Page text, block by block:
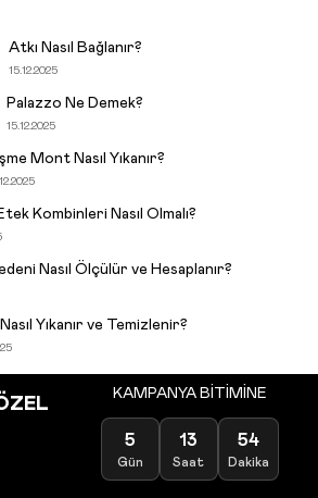
Atkı Nasıl Bağlanır?
15.12.2025
Palazzo Ne Demek?
15.12.2025
Mont Nasıl Yıkanır?
Kombinleri Nasıl Olmalı?
Nasıl Ölçülür ve Hesaplanır?
Yıkanır ve Temizlenir?
KAMPANYA BİTİMİNE
5
Gün
13
Saat
54
Dakika